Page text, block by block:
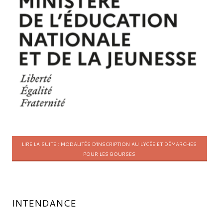
LIRE LA SUITE : MODALITÉS D'INSCRIPTION AU LYCÉE ET DÉMARCHES
POUR LES BOURSES
INTENDANCE